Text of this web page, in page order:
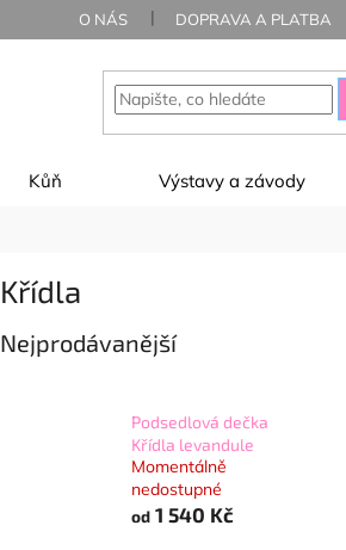
O NÁS DOPRAVA A PLATBA
Kůň Výstavy a závody
Křídla
Nejprodávanější
Podsedlová dečka
Křídla levandule
Momentálně
nedostupné
od 1 540 Kč